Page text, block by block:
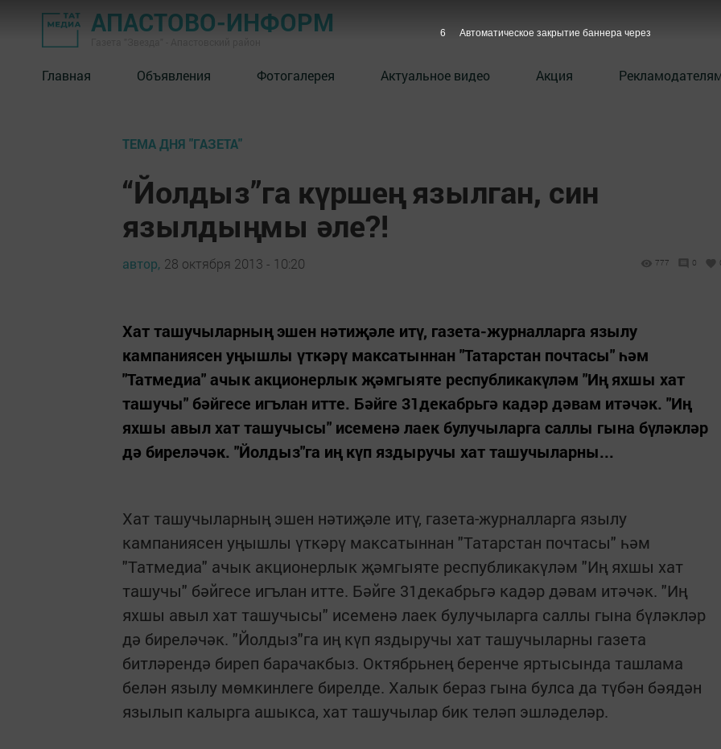
АПАСТОВО-ИНФОРМ
Главная Объявления Фотогалерея Актуальное видео Акция
ТЕМА ДНЯ "ГАЗЕТА"
“Йолдыз”га күршең язылган, син
язылдыңмы әле?!
автор, 28 октября 2013 - 10:20 777 0
Хат ташучыларның эшен нәтиҗәле итү, газета-журналларга язылу
кампаниясен уңышлы үткәрү максатыннан "Татарстан почтасы" һәм
"Татмедиа" ачык акционерлык җәмгыяте республикакүләм "Иң яхшы хат
ташучы" бәйгесе игълан итте. Бәйге 31декабрьгә кадәр дәвам итәчәк. "Иң
яхшы авыл хат ташучысы" исеменә лаек булучыларга саллы гына бүләкләр
дә биреләчәк. "Йолдыз"га иң күп яздыручы хат ташучыларны...
Хат ташучыларның эшен нәтиҗәле итү, газета-журналларга язылу
кампаниясен уңышлы үткәрү максатыннан "Татарстан почтасы" һәм
"Татмедиа" ачык акционерлык җәмгыяте республикакүләм "Иң яхшы хат
ташучы" бәйгесе игълан итте. Бәйге 31декабрьгә кадәр дәвам итәчәк. "Иң
яхшы авыл хат ташучысы" исеменә лаек булучыларга саллы гына бүләкләр
дә биреләчәк. "Йолдыз"га иң күп яздыручы хат ташучыларны газета
битләрендә биреп барачакбыз. Октябрьнең беренче яртысында ташлама
белән язылу мөмкинлеге бирелде. Халык бераз гына булса да түбән бәядән
язылып калырга ашыкса, хат ташучылар бик теләп эшләделәр.
5 Автоматическое закрытие баннера через